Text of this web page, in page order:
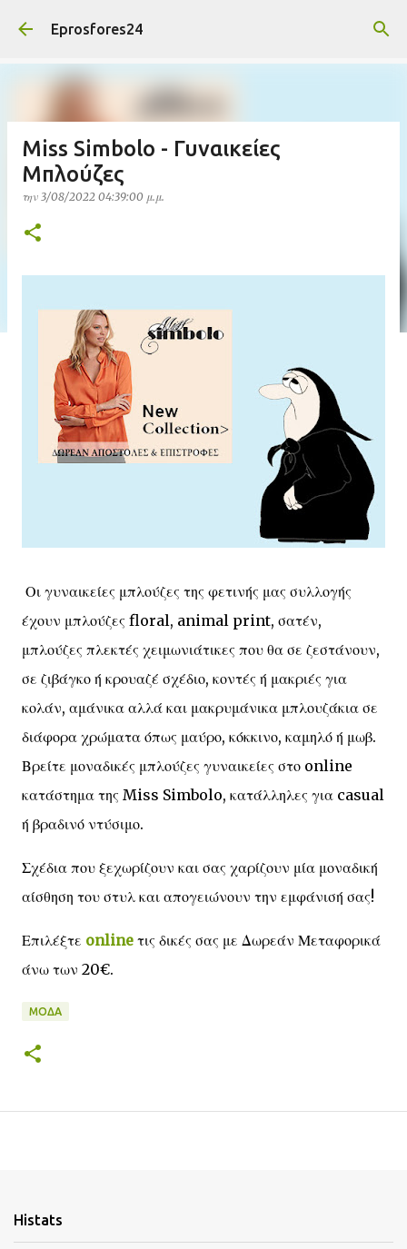
Μετάβαση στο κύριο περιεχόμενο
Eprosfores24
Miss Simbolo - Γυναικείες
Μπλούζες
την 3/08/2022 04:39:00 μ.μ.
Οι γυναικείες μπλούζες της φετινής μας συλλογής
έχουν μπλούζες floral, animal print, σατέν,
μπλούζες πλεκτές χειμωνιάτικες που θα σε ζεστάνουν,
σε ζιβάγκο ή κρουαζέ σχέδιο, κοντές ή μακριές για
κολάν, αμάνικα αλλά και μακρυμάνικα μπλουζάκια σε
διάφορα χρώματα όπως μαύρο, κόκκινο, καμηλό ή μωβ.
Βρείτε μοναδικές μπλούζες γυναικείες στο online
κατάστημα της Miss Simbolo, κατάλληλες για casual
ή βραδινό ντύσιμο.
Σχέδια που ξεχωρίζουν και σας χαρίζουν μία μοναδική
αίσθηση του στυλ και απογειώνουν την εμφάνισή σας!
Επιλέξτε online τις δικές σας με Δωρεάν Μεταφορικά
άνω των 20€.
ΜΌΔΑ
Histats